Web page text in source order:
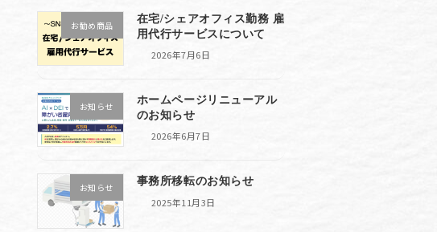
お勧め商品
在宅/シェアオフィス勤務 雇
用代行サービスについて
2026年7月6日
お知らせ
ホームページリニューアル
のお知らせ
2026年6月7日
お知らせ
事務所移転のお知らせ
2025年11月3日